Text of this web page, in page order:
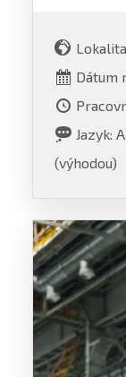
Dátum
Jazyk:
(výhodou)